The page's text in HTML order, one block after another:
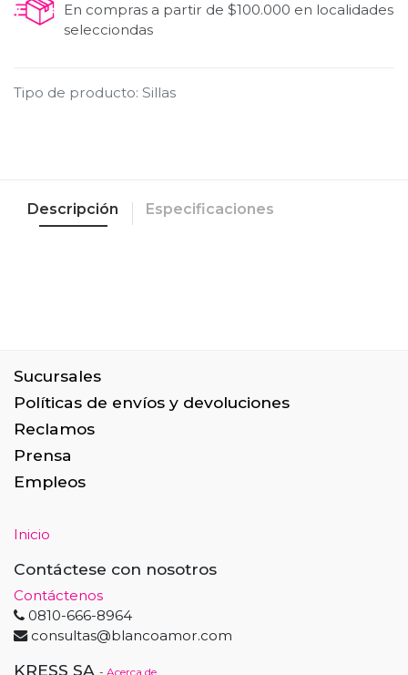
En compras a partir de $100.000 en localidades
selecciondas
Tipo de producto: Sillas
Descripción Especificaciones
Sucursales
Políticas de envíos y devoluciones
Reclamos
Prensa
Empleos
Inicio
Contáctese con nosotros
Contáctenos
0810-666-8964
consultas@blancoamor.com
KRESS SA - Acerca de